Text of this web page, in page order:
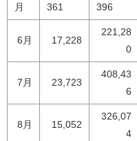
月
361
396
6月 17,228
221,28
0
7月 23,723
408,43
6
8月 15,052
326,07
4